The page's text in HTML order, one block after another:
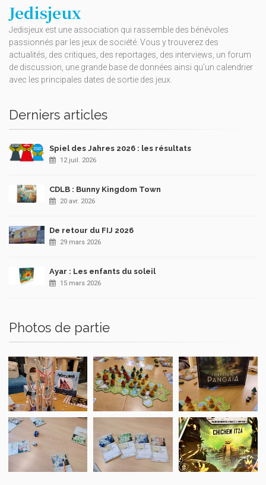
Jedisjeux
Jedisjeux est une association qui rassemble des bénévoles
passionnés par les jeux de société. Vous y trouverez des
actualités, des critiques, des reportages, des interviews, un forum
de discussion, une grande base de données ainsi qu’un calendrier
avec les principales dates de sortie des jeux.
Derniers articles
Spiel des Jahres 2026 : les résultats
12 juil. 2026
CDLB : Bunny Kingdom Town
20 avr. 2026
De retour du FIJ 2026
29 mars 2026
Ayar : Les enfants du soleil
15 mars 2026
Photos de partie